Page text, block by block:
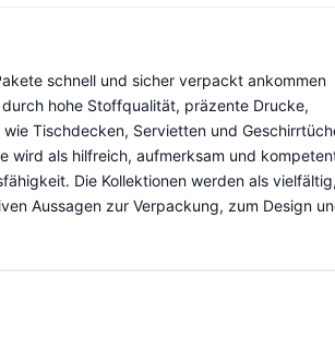
schnell und sicher verpackt ankommen
hohe Stoffqualität, präzente Drucke,
Tischdecken, Servietten und
wird als hilfreich, aufmerksam und
Die Kollektionen werden als vielfältig,
Aussagen zur Verpackung, zum Design